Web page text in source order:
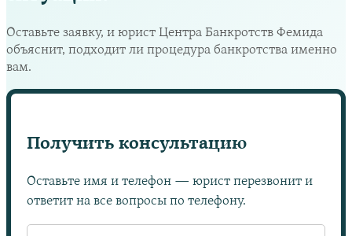
Оставьте заявку, и юрист Центра Банкротств Фемида
объяснит, подходит ли процедура банкротства именно
вам.
Получить консультацию
Оставьте имя и телефон — юрист перезвонит и
ответит на все вопросы по телефону.